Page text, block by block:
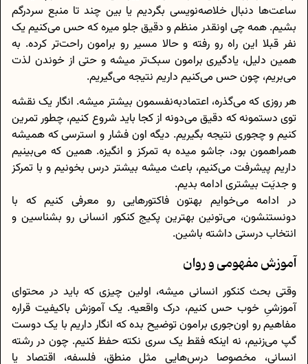
ساعت‌ها دنبال خلاصه‌نویسی بگردیم یا بین چند تا منبع سردرگم
بشیم. همه چی اونقدر منظم و دقیق جلو میره که حس می‌کنیم یک
نفر قبلا این راه رو رفته و حالا مسیر رو برامون راحت‌تر کرده. به
همین دلیل، یادگیری برامون سبک‌تر میشه و حتی از خوندن لذت
می‌بریم، چون حس می‌کنیم داریم نتیجه می‌گیریم.
هر روزی که می‌گذره، اعتماد‌به‌نفسمون بیشتر میشه. انگار یک نقشه
توی دستمونه که دقیق می‌دونه از کجا باید شروع کنیم، چطور تمرین
کنیم و چجوری نتیجه بگیریم. دیگه اون فشار و استرسی که همیشه
همراهمون بود، جاشو میده به تمرکز و انگیزه. همین که می‌بینیم
داریم پیشرفت می‌کنیم، باعث میشه بیشتر درس بخونیم و با تمرکز
و جدیَت بیشتری ادامه بدیم.
در ادامه می‌خوایم بهتون فاکتورهایی رو معرفی کنیم که با
دونستنشون، می‌تونین بهترین پکیج کنکور انسانی رو بشناسین و
انتخاب درستی داشته باشین.
آموزش مفهومی و روان
وقتی بحث کنکور انسانی میشه، اولین چیزی که باید در محتوای
آموزشیِ خوب حس کنیم، درک واقعیه. یک آموزش باکیفیت قراره
مفاهیم رو اون‌جوری برامون توضیح بده که انگار داریم با یک دوست
گپ می‌زنیم، نه اینکه فقط یک سری نکته حفظ کنیم. چون در رشته
انسانی، مخصوصا درس‌هایی مثل منطق، فلسفه، اقتصاد یا